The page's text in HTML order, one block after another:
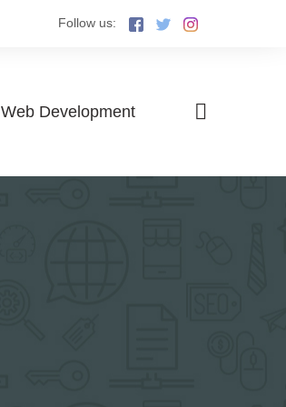
Follow us:
Web Development